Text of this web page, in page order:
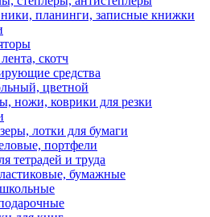
планинги, записные книжки
скотч
средства
цветной
ножи, коврики для резки
лотки для бумаги
портфели
тетрадей и труда
бумажные